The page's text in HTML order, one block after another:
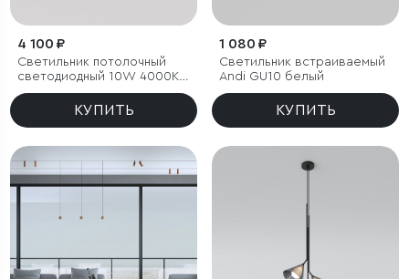
4 100 ₽
Светильник потолочный
светодиодный 10W 4000К
латунь/прозрачный
КУПИТЬ
1 080 ₽
Светильник встраиваемый
Andi GU10 белый
КУПИТЬ